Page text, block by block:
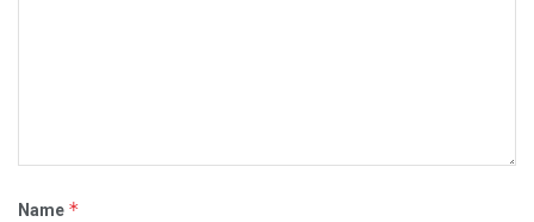
Name *